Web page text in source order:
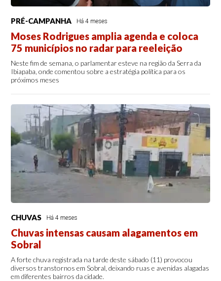
PRÉ-CAMPANHA Há 4 meses
Moses Rodrigues amplia agenda e coloca
75 municípios no radar para reeleição
Neste fim de semana, o parlamentar esteve na região da Serra da
Ibiapaba, onde comentou sobre a estratégia política para os
próximos meses
CHUVAS Há 4 meses
Chuvas intensas causam alagamentos em
Sobral
A forte chuva registrada na tarde deste sábado (11) provocou
diversos transtornos em Sobral, deixando ruas e avenidas alagadas
em diferentes bairros da cidade.